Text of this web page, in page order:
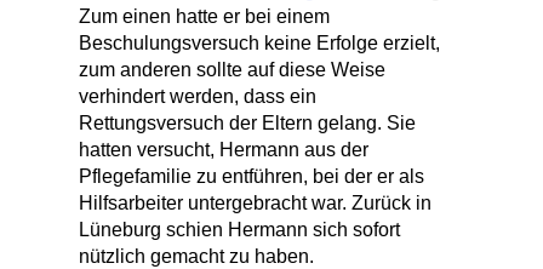
Zum einen hatte er bei einem
Beschulungsversuch keine Erfolge erzielt,
zum anderen sollte auf diese Weise
verhindert werden, dass ein
Rettungsversuch der Eltern gelang. Sie
hatten versucht, Hermann aus der
Pflegefamilie zu entführen, bei der er als
Hilfsarbeiter untergebracht war. Zurück in
Lüneburg schien Hermann sich sofort
nützlich gemacht zu haben.